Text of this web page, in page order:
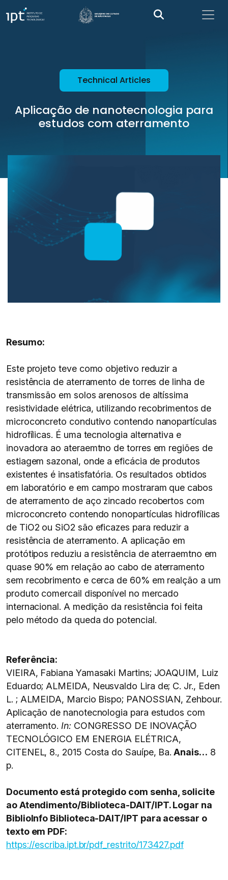
Technical Articles
Aplicação de nanotecnologia para
estudos com aterramento
Resumo:
Este projeto teve como objetivo reduzir a
resistência de aterramento de torres de linha de
transmissão em solos arenosos de altíssima
resistividade elétrica, utilizando recobrimentos de
microconcreto condutivo contendo nanopartículas
hidrofílicas. É uma tecnologia alternativa e
inovadora ao ateraemtno de torres em regiões de
estiagem sazonal, onde a eficácia de produtos
existentes é insatisfatória. Os resultados obtidos
em laboratório e em campo mostraram que cabos
de aterramento de aço zincado recobertos com
microconcreto contendo nonopartículas hidrofílicas
de TiO2 ou SiO2 são eficazes para reduzir a
resistência de aterramento. A aplicação em
protótipos reduziu a resistência de aterraemtno em
quase 90% em relação ao cabo de aterramento
sem recobrimento e cerca de 60% em realção a um
produto comercail disponível no mercado
internacional. A medição da resistência foi feita
pelo método da queda do potencial.
Referência:
VIEIRA, Fabiana Yamasaki Martins; JOAQUIM, Luiz
Eduardo; ALMEIDA, Neusvaldo Lira de; C. Jr., Eden
L. ; ALMEIDA, Marcio Bispo; PANOSSIAN, Zehbour.
Aplicação de nanotecnologia para estudos com
aterramento. In: CONGRESSO DE INOVAÇÃO
TECNOLÓGICO EM ENERGIA ELÉTRICA,
CITENEL, 8., 2015 Costa do Sauípe, Ba. Anais… 8
p.
Documento está protegido com senha, solicite
ao Atendimento/Biblioteca-DAIT/IPT. Logar na
BiblioInfo Biblioteca-DAIT/IPT para acessar o
texto em PDF:
https://escriba.ipt.br/pdf_restrito/173427.pdf